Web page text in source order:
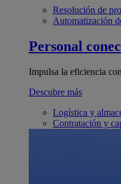
Resolución de
Automatización
Personal
Impulsa la eficiencia
Descubre más
Logística y
Contratación y